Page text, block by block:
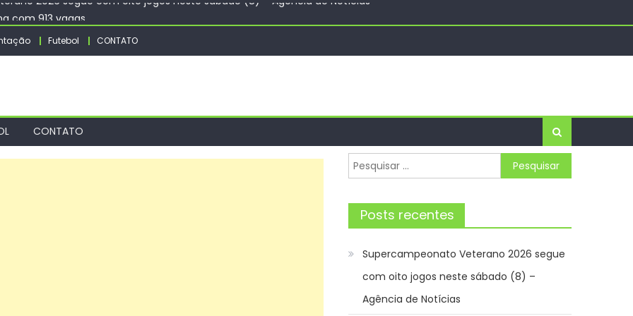
com 913 vagas
avanço da Educação de João Pessoa no Ideb entre capitais do Nordeste
ação de vacinação contra a Febre Amarela na região da Rocinha – Prefeitura Estância Turística Guaratinguetá
2026 segue com oito jogos neste sábado (8) – Agência de Notícias
Futebol CONTATO
CONTATO
Pesquisar
por:
Posts recentes
Supercampeonato Veterano 2026 segue
com oito jogos neste sábado (8) –
Agência de Notícias